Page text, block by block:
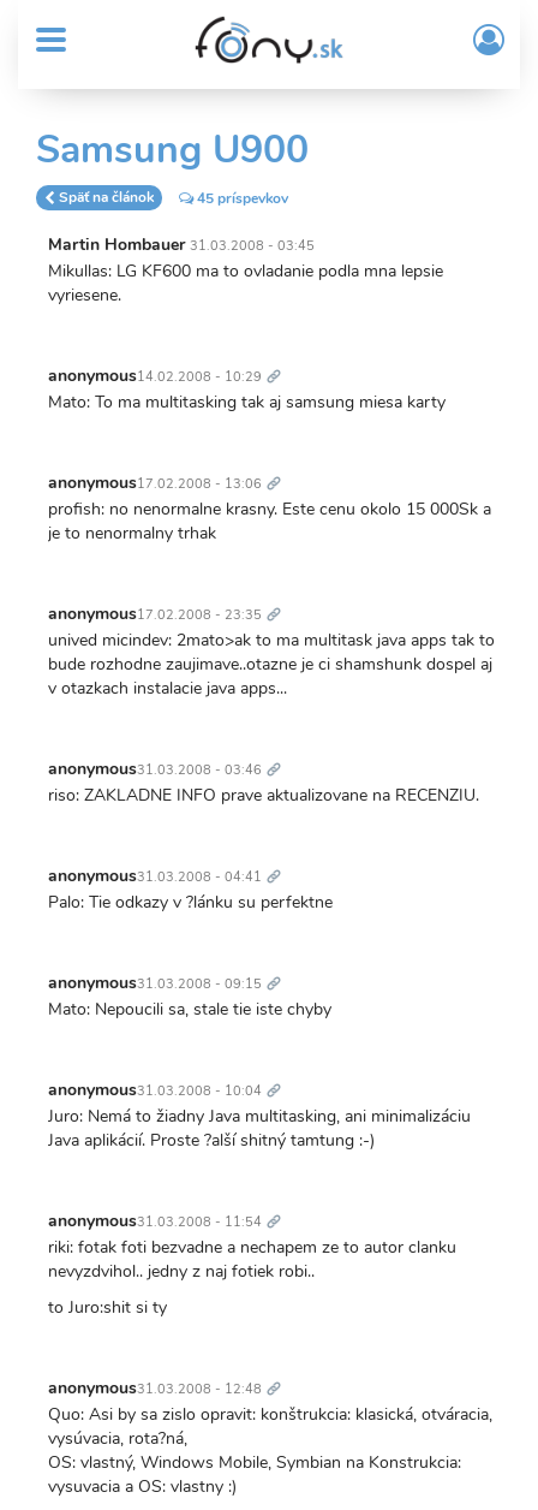
obsah
MENU
Sub
Header
menu
User
account
menu
/
Samsung U900
Späť na článok 45 príspevkov
Martin Hombauer 31.03.2008 - 03:45
Mikullas: LG KF600 ma to ovladanie podla mna lepsie
vyriesene.
anonymous14.02.2008 - 10:29 odkaz
Mato: To ma multitasking tak aj samsung miesa karty
anonymous17.02.2008 - 13:06 odkaz
profish: no nenormalne krasny. Este cenu okolo 15 000Sk a
je to nenormalny trhak
anonymous17.02.2008 - 23:35 odkaz
unived micindev: 2mato>ak to ma multitask java apps tak to
bude rozhodne zaujimave..otazne je ci shamshunk dospel aj
v otazkach instalacie java apps...
anonymous31.03.2008 - 03:46 odkaz
riso: ZAKLADNE INFO prave aktualizovane na RECENZIU.
anonymous31.03.2008 - 04:41 odkaz
Palo: Tie odkazy v ?lánku su perfektne
anonymous31.03.2008 - 09:15 odkaz
Mato: Nepoucili sa, stale tie iste chyby
anonymous31.03.2008 - 10:04 odkaz
Juro: Nemá to žiadny Java multitasking, ani minimalizáciu
Java aplikácií. Proste ?alší shitný tamtung :-)
anonymous31.03.2008 - 11:54 odkaz
riki: fotak foti bezvadne a nechapem ze to autor clanku
nevyzdvihol.. jedny z naj fotiek robi..
to Juro:shit si ty
anonymous31.03.2008 - 12:48 odkaz
Quo: Asi by sa zislo opravit: konštrukcia: klasická, otváracia,
vysúvacia, rota?ná,
OS: vlastný, Windows Mobile, Symbian na Konstrukcia:
vysuvacia a OS: vlastny :)